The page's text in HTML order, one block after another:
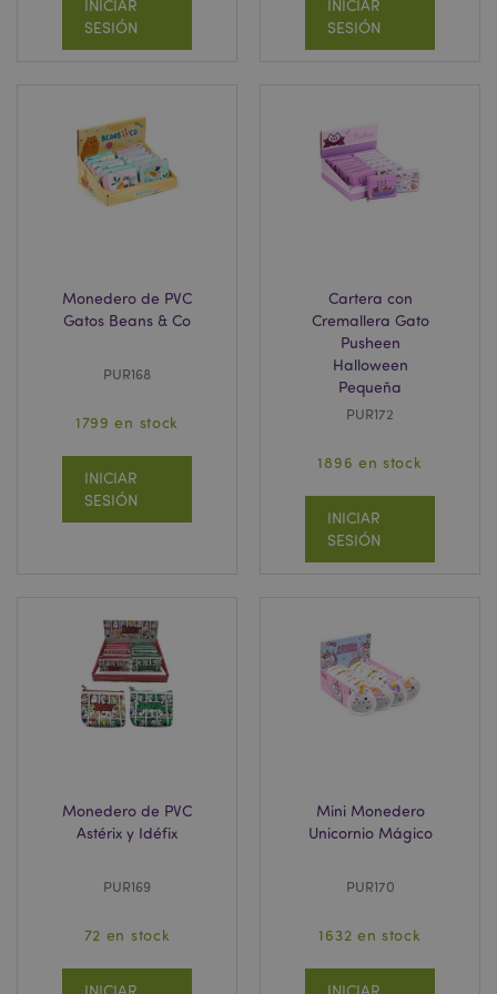
INICIAR
SESIÓN
INICIAR
SESIÓN
Monedero de PVC
Gatos Beans & Co
PUR168
1799 en stock
INICIAR
SESIÓN
Cartera con
Cremallera Gato
Pusheen
Halloween
Pequeña
PUR172
1896 en stock
INICIAR
SESIÓN
Monedero de PVC
Astérix y Idéfix
PUR169
72 en stock
INICIAR
Mini Monedero
Unicornio Mágico
PUR170
1632 en stock
INICIAR
form_key
Política de privacidad de
Google.